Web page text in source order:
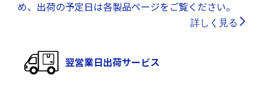
め、出荷の予定日は各製品ページをご覧ください。
詳しく見る
翌営業日出荷サービス